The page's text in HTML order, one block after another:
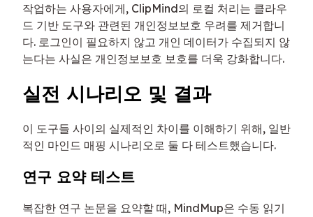
작업하는 사용자에게, ClipMind의 로컬 처리는 클라우
드 기반 도구와 관련된 개인정보보호 우려를 제거합니
다. 로그인이 필요하지 않고 개인 데이터가 수집되지 않
는다는 사실은 개인정보보호 보호를 더욱 강화합니다.
실전 시나리오 및 결과
이 도구들 사이의 실제적인 차이를 이해하기 위해, 일반
적인 마인드 매핑 시나리오로 둘 다 테스트했습니다.
연구 요약 테스트
복잡한 연구 논문을 요약할 때, MindMup은 수동 읽기